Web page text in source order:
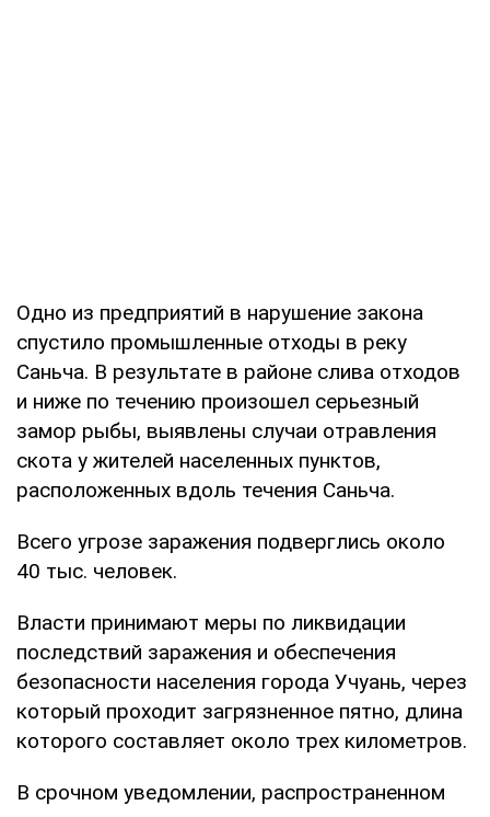
Одно из предприятий в нарушение закона
спустило промышленные отходы в реку
Саньча. В результате в районе слива отходов
и ниже по течению произошел серьезный
замор рыбы, выявлены случаи отравления
скота у жителей населенных пунктов,
расположенных вдоль течения Саньча.
Всего угрозе заражения подверглись около
40 тыс. человек.
Власти принимают меры по ликвидации
последствий заражения и обеспечения
безопасности населения города Учуань, через
который проходит загрязненное пятно, длина
которого составляет около трех километров.
В срочном уведомлении, распространенном